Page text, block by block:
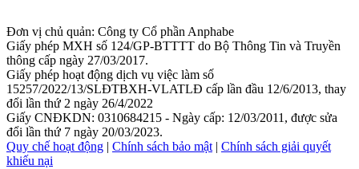
Đơn vị chủ quản: Công ty Cổ phần Anphabe
Giấy phép MXH số 124/GP-BTTTT do Bộ Thông Tin và Truyền
thông cấp ngày 27/03/2017.
Giấy phép hoạt động dịch vụ việc làm số
15257/2022/13/SLĐTBXH-VLATLĐ cấp lần đầu 12/6/2013, thay
đổi lần thứ 2 ngày 26/4/2022
Giấy CNĐKDN: 0310684215 - Ngày cấp: 12/03/2011, được sửa
đổi lần thứ 7 ngày 20/03/2023.
Quy chế hoạt động | Chính sách bảo mật | Chính sách giải quyết
khiếu nại